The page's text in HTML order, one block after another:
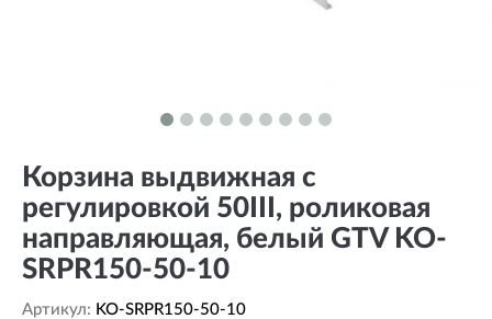
Корзина выдвижная с
регулировкой 50III, роликовая
направляющая, белый GTV KO-
SRPR150-50-10
Артикул: KO-SRPR150-50-10